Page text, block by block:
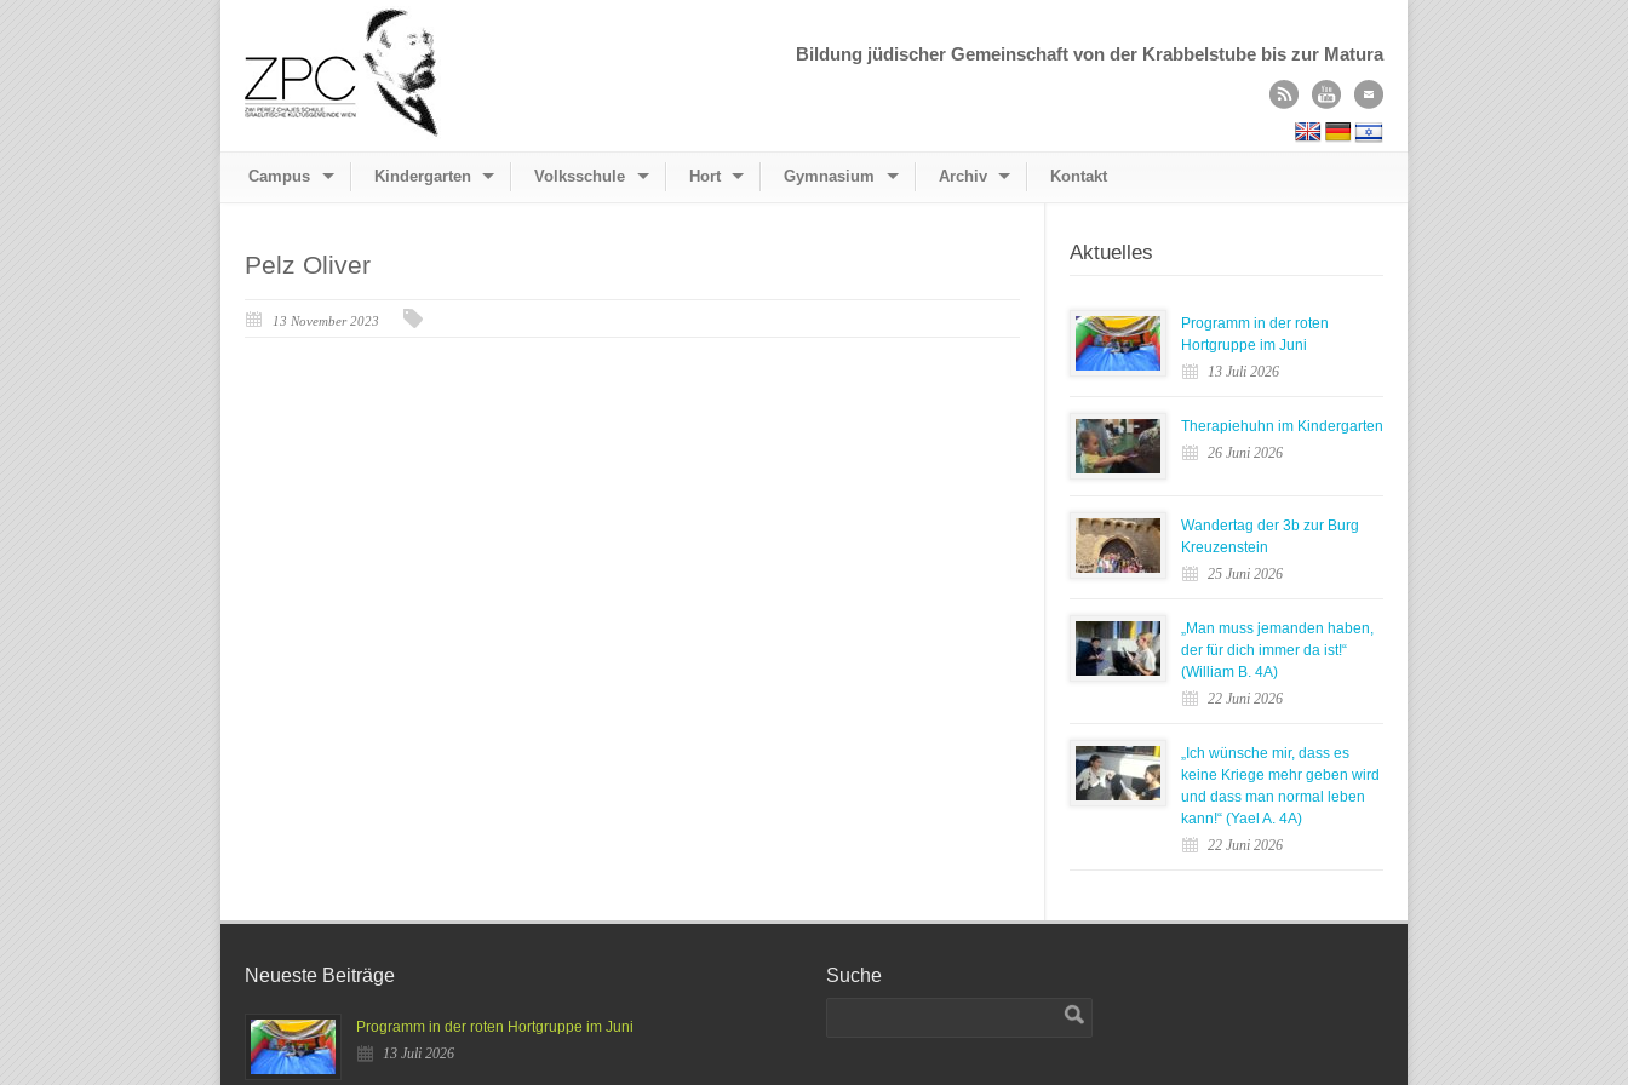
Bildung jüdischer Gemeinschaft von der Krabbelstube bis zur Matura
Campus Kindergarten Volksschule Hort Gymnasium Archiv Kontakt
Pelz Oliver
13 November 2023
Aktuelles
Programm in der roten
Hortgruppe im Juni
13 Juli 2026
Therapiehuhn im Kindergarten
26 Juni 2026
Wandertag der 3b zur Burg
Kreuzenstein
25 Juni 2026
„Man muss jemanden haben,
der für dich immer da ist!“
(William B. 4A)
22 Juni 2026
„Ich wünsche mir, dass es
keine Kriege mehr geben wird
und dass man normal leben
kann!“ (Yael A. 4A)
22 Juni 2026
Neueste Beiträge
Programm in der roten Hortgruppe im Juni
13 Juli 2026
Suche